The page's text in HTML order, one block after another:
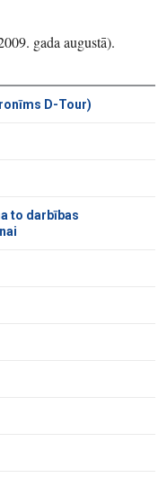
gada augustā).
D-Tour)
to darbības